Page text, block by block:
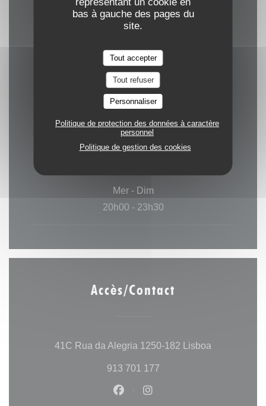
bas à gauche des pages du
site.
Tout accepter
Tout refuser
Personnaliser
Politique de protection des données à caractère
personnel
Politique de gestion des cookies
Espèces, Visa, Carte Bleue
Horaires
Lun-Mar
Mer- Dim
20h00 - 23h30
Accès/Contact
41C Rua da Alegria 1250-182 Lisboa
913 701 177
Facebook ((ouvre une